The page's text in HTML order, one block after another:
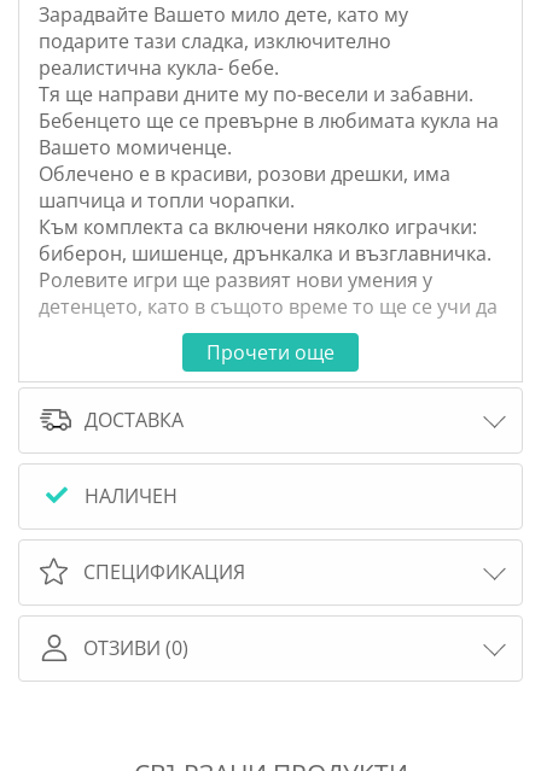
Зарадвайте Вашето мило дете, като му
подарите тази сладка, изключително
реалистична кукла- бебе.
Тя ще направи дните му по-весели и забавни.
Бебенцето ще се превърне в любимата кукла на
Вашето момиченце.
Облечено е в красиви, розови дрешки, има
шапчица и топли чорапки.
Към комплекта са включени няколко играчки:
биберон, шишенце, дрънкалка и възглавничка.
Ролевите игри ще развият нови умения у
детенцето, като в същото време то ще се учи да
бъде грижовно и внимателно към малките
Куклата е с височина 36см и е подходяща за
деца над 3 годинки.
Предлага се в красива кутия и е подходящ
подарък за детски рожден ден или друг хубав
повод.
Прочети още
ДОСТАВКА
НАЛИЧЕН
СПЕЦИФИКАЦИЯ
ОТЗИВИ (0)